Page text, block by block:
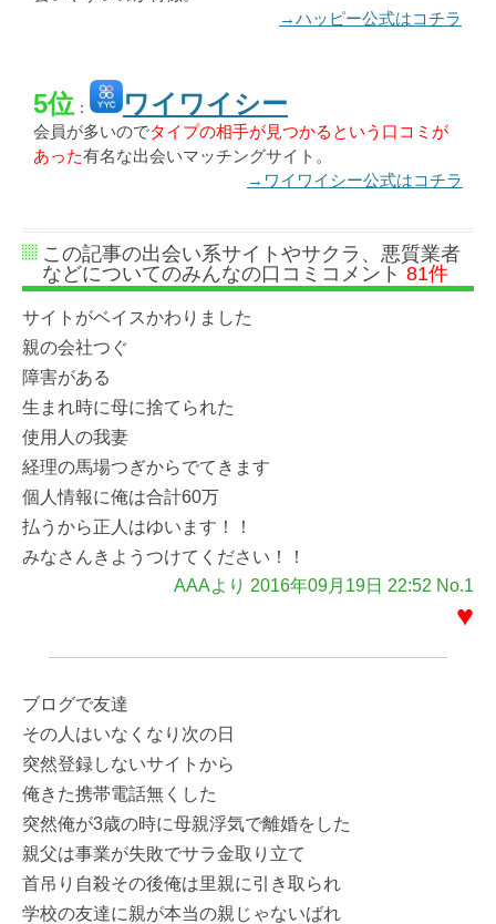
→ハッピー公式はコチラ
5位： ワイワイシー
会員が多いのでタイプの相手が見つかるという口コミが
あった有名な出会いマッチングサイト。
→ワイワイシー公式はコチラ
この記事の出会い系サイトやサクラ、悪質業者
などについてのみんなの口コミコメント 81件
サイトがベイスかわりました
親の会社つぐ
障害がある
生まれ時に母に捨てられた
使用人の我妻
経理の馬場つぎからでてきます
個人情報に俺は合計60万
払うから正人はゆいます！！
みなさんきようつけてください！！
AAAより 2016年09月19日 22:52 No.1
♥
ブログで友達
その人はいなくなり次の日
突然登録しないサイトから
俺きた携帯電話無くした
突然俺が3歳の時に母親浮気で離婚をした
親父は事業が失敗でサラ金取り立て
首吊り自殺その後俺は里親に引き取られ
学校の友達に親が本当の親じゃないばれ